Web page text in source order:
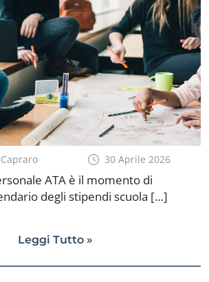
30 Aprile 2026
ATA è il momento di
degli stipendi scuola […]
Leggi Tutto »